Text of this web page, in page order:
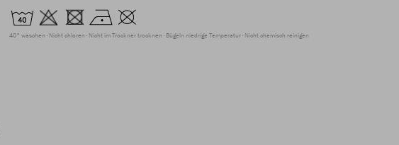
40° waschen Nicht chloren Nicht im Trockner trocknen Bügeln niedrige Temperatur Nicht chemisch reinigen